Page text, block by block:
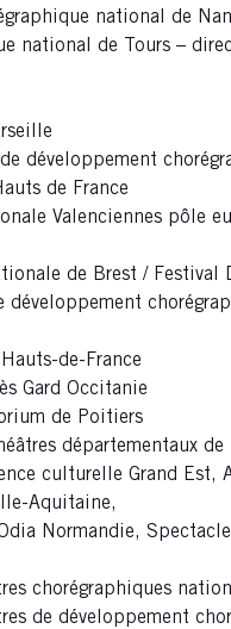
national de
national de Tours –
de développement
de France
Valenciennes pôle
de Brest / Festival
développement
Hauts-de-France
Gard Occitanie
de Poitiers
départementaux
culturelle Grand Est,
Aquitaine,
Normandie,
chorégraphiques
de développement